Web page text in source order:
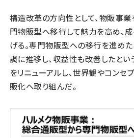
構造改革の方向性として、物販事
門物販型へ移行して魅力を高め、
げる。専門物販型への移行を進めた
調に推移し、収益性も改善したとい
をリニューアルし、世界観やコンセ
販化へ取り組んだ。